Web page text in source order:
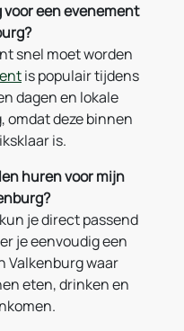
een evenement
snel moet worden
is populair tijdens
dagen en lokale
omdat deze binnen
is.
huren voor mijn
je direct passend
je eenvoudig een
Valkenburg waar
eten, drinken en